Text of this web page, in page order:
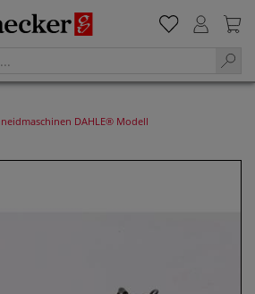
DAHLE® Modell